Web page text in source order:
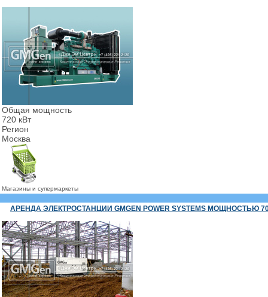
Общая мощность
720 кВт
Регион
Москва
Магазины и супермаркеты
АРЕНДА ЭЛЕКТРОСТАНЦИИ GMGEN POWER SYSTEMS